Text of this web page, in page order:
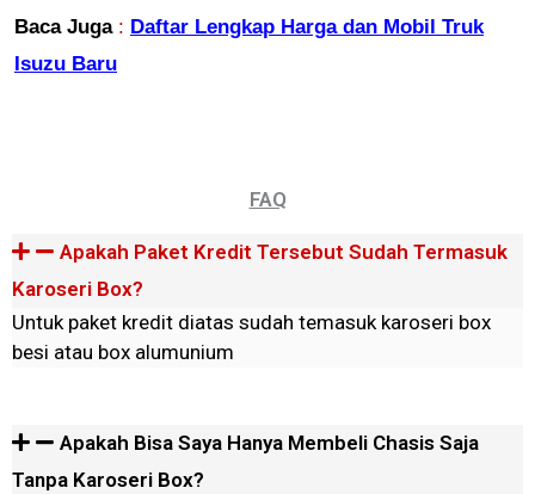
Baca Juga: Daftar Lengkap Harga dan Mobil Truk
Isuzu Baru
FAQ
Apakah Paket Kredit Tersebut Sudah Termasuk
Karoseri Box?
Untuk paket kredit diatas sudah temasuk karoseri box
besi atau box alumunium
Apakah Bisa Saya Hanya Membeli Chasis Saja
Tanpa Karoseri Box?